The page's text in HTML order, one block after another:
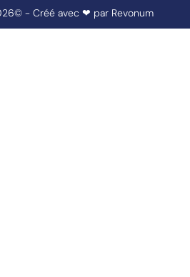
- Créé avec ❤ par Revonum